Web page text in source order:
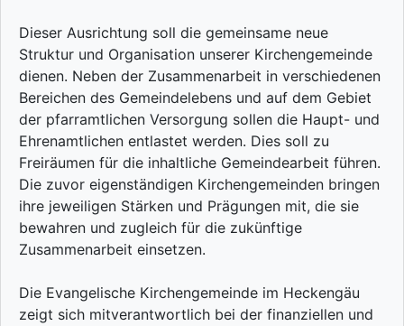
Dieser Ausrichtung soll die gemeinsame neue
Struktur und Organisation unserer Kirchengemeinde
dienen. Neben der Zusammenarbeit in verschiedenen
Bereichen des Gemeindelebens und auf dem Gebiet
der pfarramtlichen Versorgung sollen die Haupt- und
Ehrenamtlichen entlastet werden. Dies soll zu
Freiräumen für die inhaltliche Gemeindearbeit führen.
Die zuvor eigenständigen Kirchengemeinden bringen
ihre jeweiligen Stärken und Prägungen mit, die sie
bewahren und zugleich für die zukünftige
Zusammenarbeit einsetzen.
Die Evangelische Kirchengemeinde im Heckengäu
zeigt sich mitverantwortlich bei der finanziellen und